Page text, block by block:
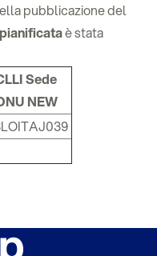
pubblicazione del
è stata
Sede
NEW